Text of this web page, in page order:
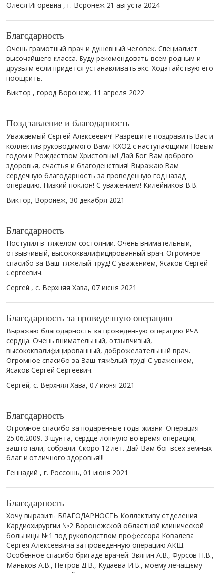
Олеся Игоревна , г. Воронеж21 августа 2024
Благодарность
Очень грамотный врач и душевный человек. Специалист
высочайшего класса. Буду рекомендовать всем родным и
друзьям если придется устанавливать экс. Ходатайствую его
поощрить.
Виктор , город Воронеж, 11 апреля 2022
Поздравление и благодарность
Уважаемый Сергей Алексеевич! Разрешите поздравить Вас и
коллектив руководимого Вами КХО2 с наступающими Новым
годом и Рождеством Христовым! Дай Бог Вам доброго
здоровья, счастья и благоденствия! Выражаю Вам
сердечную благодарность за проведенную год назад
операцию. Низкий поклон! С уважением! Килейников В.В.
Виктор, Воронеж, 30 декабря 2021
Благодарность
Поступил в тяжёлом состоянии. Очень внимательный,
отзывчивый, высококвалифицированный врач. Огромное
спасибо за Ваш тяжёлый труд! С уважением, Ясаков Сергей
Сергеевич.
Сергей , с. Верхняя Хава, 07 июня 2021
Благодарность за проведенную операцию
Выражаю благодарность за проведенную операцию РЧА
сердца. Очень внимательный, отзывчивый,
высококвалифицированный, доброжелательный врач.
Огромное спасибо за Ваш тяжёлый труд! С уважением,
Ясаков Сергей Сергеевич.
Сергей, с. Верхняя Хава, 07 июня 2021
Благодарность
Огромное спасибо за подаренные годы жизни .Операция
25.06.2009. 3 шунта, сердце лопнуло во время операции,
заштопали, собрали. Скоро 12 лет. Дай Вам бог всех земных
благ и отличного здоровья!!!
Геннадий , г. Россошь, 01 июня 2021
Благодарность
Хочу выразить БЛАГОДАРНОСТЬ Коллективу отделения
Кардиохирургии №2 Воронежской областной клинической
больницы №1 под руководством профессора Ковалева
Сергея Алексеевича за проведенную операцию АКШ.
Особенное спасибо бригаде врачей: Звягин А.В., Фурсов П.В.,
Маньков А.В., Петров Д.В., Кудаева И.В., моему лечащему